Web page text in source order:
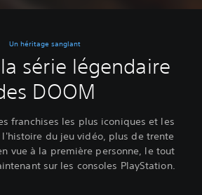
Un héritage sanglant
série légendaire
DOOM
franchises les plus iconiques et les
du jeu vidéo, plus de trente
vue à la première personne, le tout
sur les consoles PlayStation.